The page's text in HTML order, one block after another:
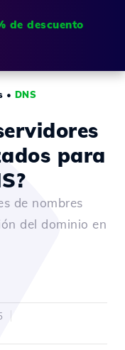
de descuento
• DNS
para
de nombres
del dominio en